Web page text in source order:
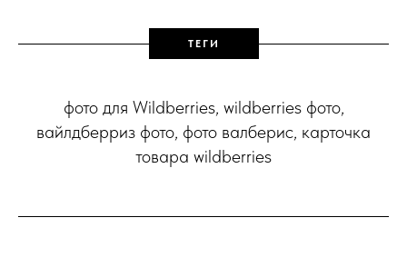
ТЕГИ
фото для Wildberries, wildberries фото,
вайлдберриз фото, фото валберис, карточка
товара wildberries